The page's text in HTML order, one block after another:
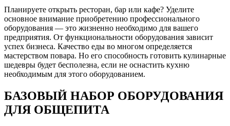
Планируете открыть ресторан, бар или кафе? Уделите
основное внимание приобретению профессионального
оборудования — это жизненно необходимо для вашего
предприятия. От функциональности оборудования зависит
успех бизнеса. Качество еды во многом определяется
мастерством повара. Но его способность готовить кулинарные
шедевры будет бесполезна, если не оснастить кухню
необходимым для этого оборудованием.
БАЗОВЫЙ НАБОР ОБОРУДОВАНИЯ
ДЛЯ ОБЩЕПИТА